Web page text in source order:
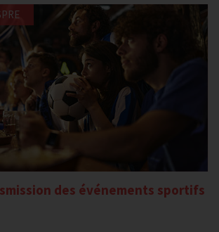
des événements sportifs